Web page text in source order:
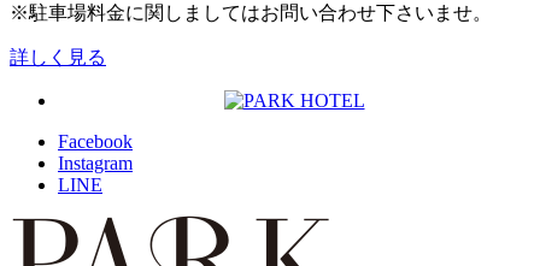
※駐車場料金に関しましてはお問い合わせ下さいませ。
詳しく見る
Facebook
Instagram
LINE